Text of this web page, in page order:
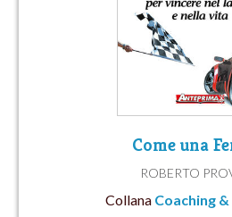
Come una
ROBERTO
Collana Coaching